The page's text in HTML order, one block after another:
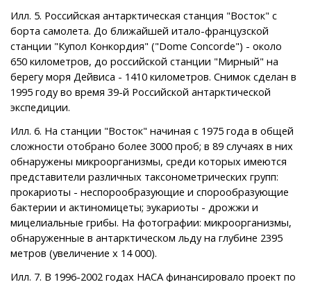
Илл. 5. Российская антарктическая станция "Восток" с
борта самолета. До ближайшей итало-французской
станции "Купол Конкордия" ("Dome Concorde") - около
650 километров, до российской станции "Мирный" на
берегу моря Дейвиса - 1410 километров. Снимок сделан в
1995 году во время 39-й Российской антарктической
экспедиции.
Илл. 6. На станции "Восток" начиная с 1975 года в общей
сложности отобрано более 3000 проб; в 89 случаях в них
обнаружены микроорганизмы, среди которых имеются
представители различных таксонометрических групп:
прокариоты - неспорообразующие и спорообразующие
бактерии и актиномицеты; эукариоты - дрожжи и
мицелиальные грибы. На фотографии: микроорганизмы,
обнаруженные в антарктическом льду на глубине 2395
метров (увеличение x 14 000).
Илл. 7. В 1996-2002 годах НАСА финансировало проект по